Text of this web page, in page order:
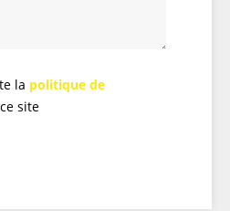
la politique de
site